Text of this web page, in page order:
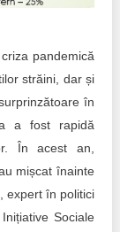
locale din
pandemică
străini, dar și
în
a fost rapidă
În acest an,
mișcat înainte
expert în politici
Sociale